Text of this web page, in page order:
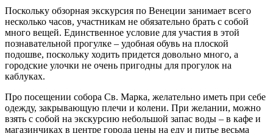
Поскольку обзорная экскурсия по Венеции занимает всего
несколько часов, участникам не обязательно брать с собой
много вещей. Единственное условие для участия в этой
познавательной прогулке – удобная обувь на плоской
подошве, поскольку ходить придется довольно много, а
городские улочки не очень пригодны для прогулок на
каблуках.
Про посещении собора Св. Марка, желательно иметь при себе
одежду, закрывающую плечи и колени. При желании, можно
взять с собой на экскурсию небольшой запас воды – в кафе и
магазинчиках в центре города цены на еду и питье весьма